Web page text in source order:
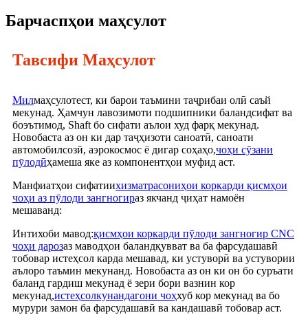
Барчаспҳои маҳсулот
Тавсифи Маҳсулот
Милмаҳсулотест, ки барои таъмини таҷрибаи олӣ саъй
мекунад. Ҳамчун лавозимоти подшипники баландсифат ва
боэътимод, Shaft бо сифати аълои худ фарқ мекунад.
Новобаста аз он ки дар таҷҳизоти саноатӣ, саноати
автомобилсозӣ, аэрокосмос ё дигар соҳаҳо,чоҳи сӯзани
пӯлодӣҳамеша яке аз компонентҳои муфид аст.
Манфиатҳои сифатиихизматрасониҳои коркарди қисмҳои
чоҳи аз пӯлоди зангногираз якчанд ҷиҳат намоён
мешаванд:
Интихоби мавод:қисмҳои коркарди пӯлоди зангногир CNC
чоҳи дарозаз маводҳои баландқувват ва ба фарсудашавӣ
тобовар истеҳсол карда мешавад, ки устуворӣ ва устувории
аълоро таъмин мекунанд. Новобаста аз он ки он бо суръати
баланд гардиш мекунад ё зери бори вазнин кор
мекунад,истеҳсолкунандагони чоҳхуб кор мекунад ва бо
мурури замон ба фарсудашавӣ ва кандашавӣ тобовар аст.